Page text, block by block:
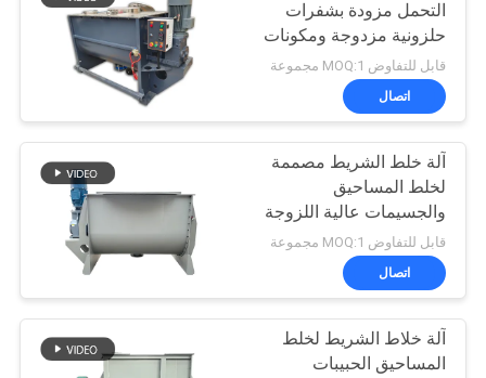
خريطة
الموقع
سياسة
الخصوصية
أنظمة ناقل فراغ
131
93
التحمل مزودة بشفرات
حلزونية مزدوجة ومكونات
نقل لخلط المساحيق
قابل للتفاوض MOQ:1 مجموعة
اتصال
آلة خلط الشريط مصممة
لخلط المساحيق
والجسيمات عالية اللزوجة
مع الحفاظ على سلامتها
وتوفير تشغيل سلس
قابل للتفاوض MOQ:1 مجموعة
اتصال
آلة خلاط الشريط لخلط
المساحيق الحبيبات